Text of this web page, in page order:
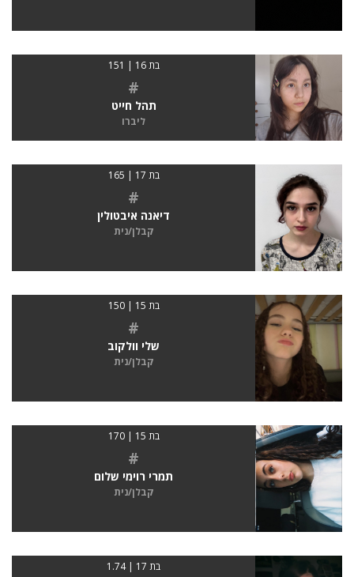
בת 16 | 151
#
תהל חייט
ליברו
בת 17 | 165
#
דיאנה איבטולין
קבלן/נית
בת 15 | 150
#
שלי וולקוב
קבלן/נית
בת 15 | 170
#
תמרי רוימי שלום
קבלן/נית
בת 17 | 1.74